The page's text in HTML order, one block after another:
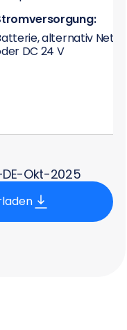
alternativ Netz
DC 24 V
Okt-2025